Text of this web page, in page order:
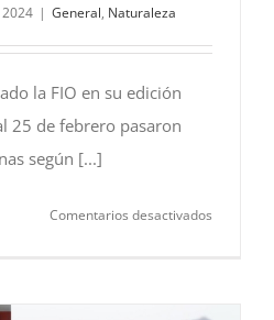
| General, Naturaleza
la FIO en su edición
25 de febrero pasaron
según [...]
Comentarios desactivados